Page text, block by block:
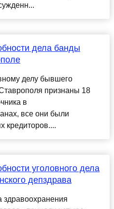
дела банды
делу бывшего
признаны 18
в
все они были
кредиторов....
уголовного дела
депздрава
здравоохранения